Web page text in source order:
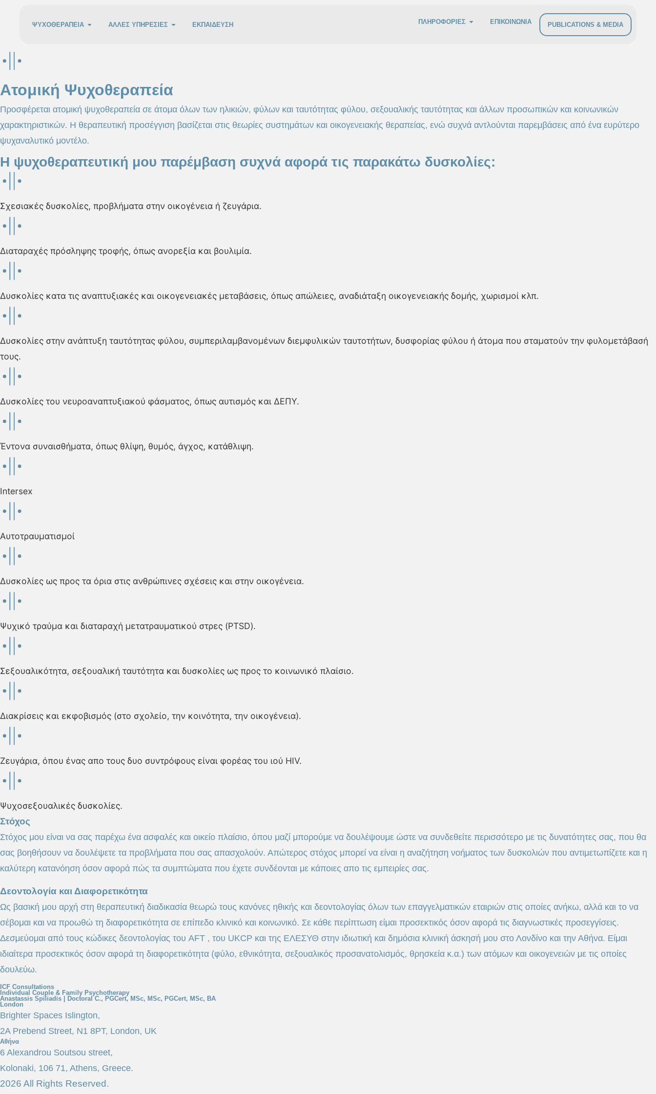
ΨΥΧΟΘΕΡΑΠΕΙΑ ΑΛΛΕΣ ΥΠΗΡΕΣΙΕΣ ΕΚΠΑΙΔΕΥΣΗ ΠΛΗΡΟΦΟΡΙΕΣ ΕΠΙΚΟΙΝΩΝΙΑ PUBLICATIONS & MEDIA
Ατομική Ψυχοθεραπεία
Προσφέρεται ατομική ψυχοθεραπεία σε άτομα όλων των ηλικιών, φύλων και ταυτότητας φύλου, σεξουαλικής ταυτότητας και άλλων προσωπικών και κοινωνικών
χαρακτηριστικών. Η θεραπευτική προσέγγιση βασίζεται στις θεωρίες συστημάτων και οικογενειακής θεραπείας, ενώ συχνά αντλούνται παρεμβάσεις από ένα ευρύτερο
ψυχαναλυτικό μοντέλο.
Η ψυχοθεραπευτική μου παρέμβαση συχνά αφορά τις παρακάτω δυσκολίες:
Σχεσιακές δυσκολίες, προβλήματα στην οικογένεια ή ζευγάρια.
Διαταραχές πρόσληψης τροφής, όπως ανορεξία και βουλιμία.
Δυσκολίες κατα τις αναπτυξιακές και οικογενειακές μεταβάσεις, όπως απώλειες, αναδιάταξη οικογενειακής δομής, χωρισμοί κλπ.
Δυσκολίες στην ανάπτυξη ταυτότητας φύλου, συμπεριλαμβανομένων διεμφυλικών ταυτοτήτων, δυσφορίας φύλου ή άτομα που σταματούν την φυλομετάβασή
τους.
Δυσκολίες του νευροαναπτυξιακού φάσματος, όπως αυτισμός και ΔΕΠΥ.
Έντονα συναισθήματα, όπως θλίψη, θυμός, άγχος, κατάθλιψη.
Intersex
Αυτοτραυματισμοί
Δυσκολίες ως προς τα όρια στις ανθρώπινες σχέσεις και στην οικογένεια.
Ψυχικό τραύμα και διαταραχή μετατραυματικού στρες (PTSD).
Σεξουαλικότητα, σεξουαλική ταυτότητα και δυσκολίες ως προς το κοινωνικό πλαίσιο.
Διακρίσεις και εκφοβισμός (στο σχολείο, την κοινότητα, την οικογένεια).
Ζευγάρια, όπου ένας απο τους δυο συντρόφους είναι φορέας του ιού HIV.
Ψυχοσεξουαλικές δυσκολίες.
Στόχος
Στόχος μου είναι να σας παρέχω ένα ασφαλές και οικείο πλαίσιο, όπου μαζί μπορούμε να δουλέψουμε ώστε να συνδεθείτε περισσότερο με τις δυνατότητες σας, που θα
σας βοηθήσουν να δουλέψετε τα προβλήματα που σας απασχολούν. Απώτερος στόχος μπορεί να είναι η αναζήτηση νοήματος των δυσκολιών που αντιμετωπίζετε και η
καλύτερη κατανόηση όσον αφορά πώς τα συμπτώματα που έχετε συνδέονται με κάποιες απο τις εμπειρίες σας.
Δεοντολογία και Διαφορετικότητα
Ως βασική μου αρχή στη θεραπευτική διαδικασία θεωρώ τους κανόνες ηθικής και δεοντολογίας όλων των επαγγελματικών εταιριών στις οποίες ανήκω, αλλά και το να
σέβομαι και να προωθώ τη διαφορετικότητα σε επίπεδο κλινικό και κοινωνικό. Σε κάθε περίπτωση είμαι προσεκτικός όσον αφορά τις διαγνωστικές προσεγγίσεις.
Δεσμεύομαι από τους κώδικες δεοντολογίας του AFT , του UKCP και της ΕΛΕΣΥΘ στην ιδιωτική και δημόσια κλινική άσκησή μου στο Λονδίνο και την Αθήνα. Είμαι
ιδιαίτερα προσεκτικός όσον αφορά τη διαφορετικότητα (φύλο, εθνικότητα, σεξουαλικός προσανατολισμός, θρησκεία κ.α.) των ατόμων και οικογενειών με τις οποίες
δουλεύω.
ICF Consultations
Individual Couple & Family Psychotherapy
Anastassis Spiliadis | Doctoral C., PGCert, MSc, MSc, PGCert, MSc, BA
London
Brighter Spaces Islington,
2A Prebend Street, N1 8PT, London, UK
Αθήνα
6 Alexandrou Soutsou street,
Kolonaki, 106 71, Athens, Greece.
2026 All Rights Reserved.